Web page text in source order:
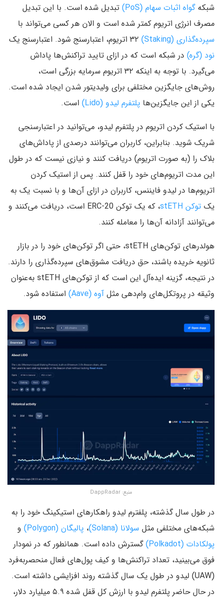
شبکهگواه اثبات سهام (PoS)
تبدیل شده است. با این تبدیل
مصرف انرژی اتریوم کمتر شده است و الان هر کسی می‌تواند با
سپرده‌گذاری (Staking)
نود (گره) در شبکه است که در ازای تایید تراکنش‌ها پاداش
می‌گیرد. با توجه به اینکه ۳۲ اتریوم سرمایه بزرگی است،
روش‌های جایگزین مختلفی برای ولیدیتور شدن ایجاد شده است.
یکی از این جایگزین‌ها پلتفرم لیدو (Lido)
است.
با استیک کردن اتریوم در پلتفرم لیدو، می‌توانید در اعتبارسنجی
شریک شوید. بنابراین، کاربران می‌توانند درصدی از پاداش‌های
بلاک را (به صورت اتریوم) دریافت کنند و نیازی نیست که در طول
این مدت اتریوم‌های خود را قفل کنند. پس از استیک کردن
اتریوم‌ها در لیدو فایننس، کاربران در ازای آن‌ها و با نسبت یک به
یک توکن stETH
، که یک توکن ERC-20 است، دریافت می‌کنند و
می‌توانند آزادانه آن‌ها را معامله کنند.
هولدرهای توکن‌های stETH، حتی اگر توکن‌های خود را در بازار
ثانویه خریده باشند، حق دریافت مشوق‌های سپرده‌گذاری را دارند.
در نتیجه، گزینه ایده‌آل این است که از توکن‌های stETH به‌عنوان
وثیقه در پروتکل‌های وام‌دهی مثل آوه (Aave) استفاده شود.
منبع:‌ DappRadar
در طول سال گذشته، پلفترم لیدو راهکارهای استیکینگ خود را به
شبکه‌های مختلفی مثل سولانا (Solana) ، پالیگان (Polygon)
و
پولکادات (Polkadot)
گسترش داده است. همانطور که در نمودار
فوق می‌بینید، تعداد تراکنش‌ها و کیف پول‌های فعال منحصربه‌فرد
(UAW) لیدو در طول یک سال گذشته روند افزایشی داشته است.
در حال حاضر پلتفرم لیدو با ارزش کل قفل شده ۵.۹ میلیارد دلار،